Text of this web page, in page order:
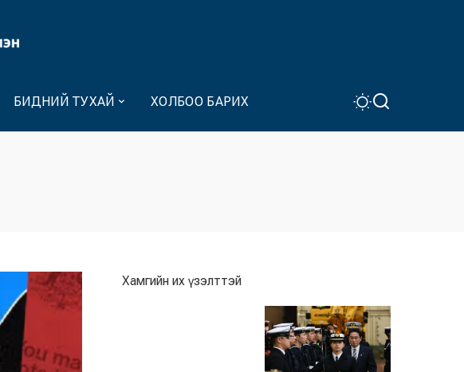
БИДНИЙ ТУХАЙ ХОЛБОО БАРИХ
Хамгийн их үзэлттэй